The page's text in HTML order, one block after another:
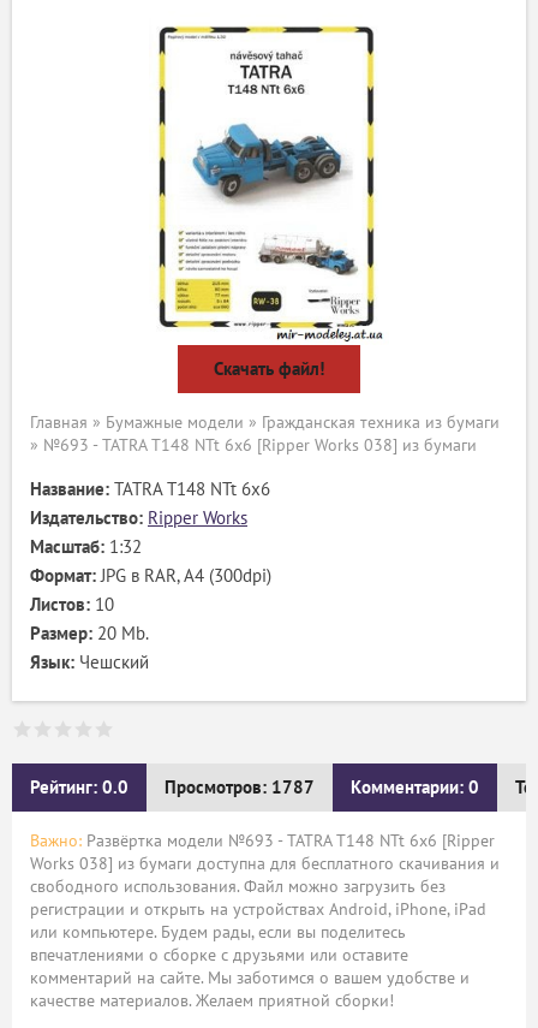
Скачать файл!
Главная » Бумажные модели » Гражданская техника из бумаги
» №693 - TATRA T148 NTt 6x6 [Ripper Works 038] из бумаги
Название: TATRA T148 NTt 6x6
Издательство: Ripper Works
Масштаб: 1:32
Формат:JPG в RAR, А4 (300dpi)
Листов: 10
Размер: 20 Mb.
Язык: Чешский
Рейтинг: 0.0 Просмотров: 1787 Комментарии: 0
Важно: Развёртка модели №693 - TATRA T148 NTt 6x6 [Ripper
Works 038] из бумаги доступна для бесплатного скачивания и
свободного использования. Файл можно загрузить без
регистрации и открыть на устройствах Android, iPhone, iPad
или компьютере. Будем рады, если вы поделитесь
впечатлениями о сборке с друзьями или оставите
комментарий на сайте. Мы заботимся о вашем удобстве и
качестве материалов. Желаем приятной сборки!